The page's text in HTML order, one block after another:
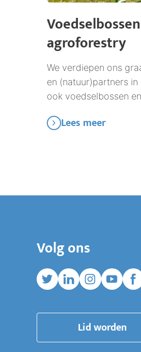
agroforestry
We verdiepen ons
en (natuur)partners in
ook voedselbossen
Lees meer
Volg ons
TwitterLinkedinInstagram
Lid worden